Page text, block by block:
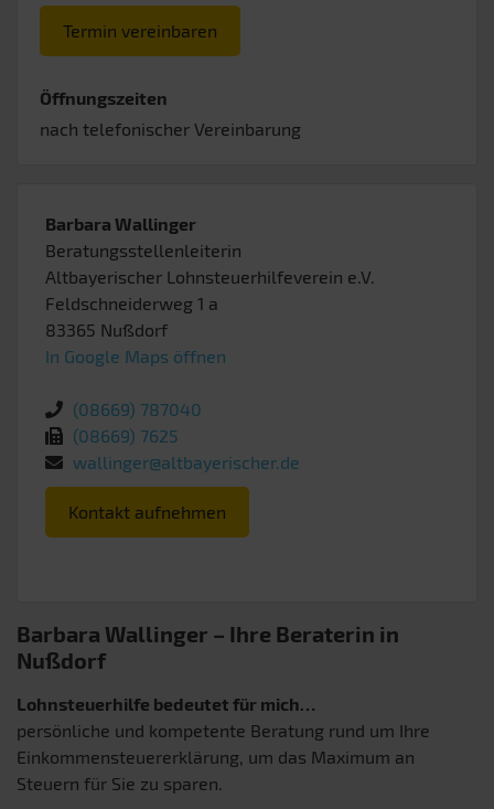
Termin vereinbaren
Öffnungszeiten
nach telefonischer Vereinbarung
Barbara Wallinger
Beratungsstellenleiterin
Altbayerischer Lohnsteuerhilfeverein e.V.
Feldschneiderweg 1 a
83365 Nußdorf
In Google Maps öffnen
(08669) 787040
(08669) 7625
wallinger@altbayerischer.de
Kontakt aufnehmen
Barbara Wallinger – Ihre Beraterin in
Nußdorf
Lohnsteuerhilfe bedeutet für mich…
persönliche und kompetente Beratung rund um Ihre
Einkommensteuererklärung, um das Maximum an
Steuern für Sie zu sparen.